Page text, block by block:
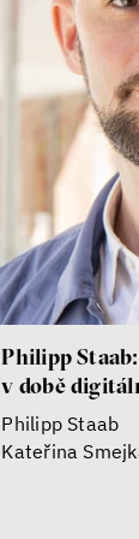
Philipp
v době
Philipp Staab
Kateřina